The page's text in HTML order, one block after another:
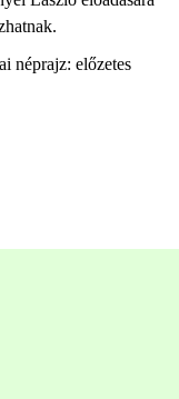
néprajz: előzetes